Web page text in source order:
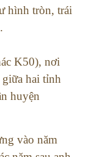
hình tròn, trái
K50), nơi
hai tỉnh
huyện
vào năm